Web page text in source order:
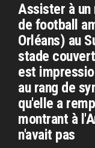
Assister à un
de football
Orléans) au
stade
est
au rang de
qu'elle a
montrant à
n'avait pas